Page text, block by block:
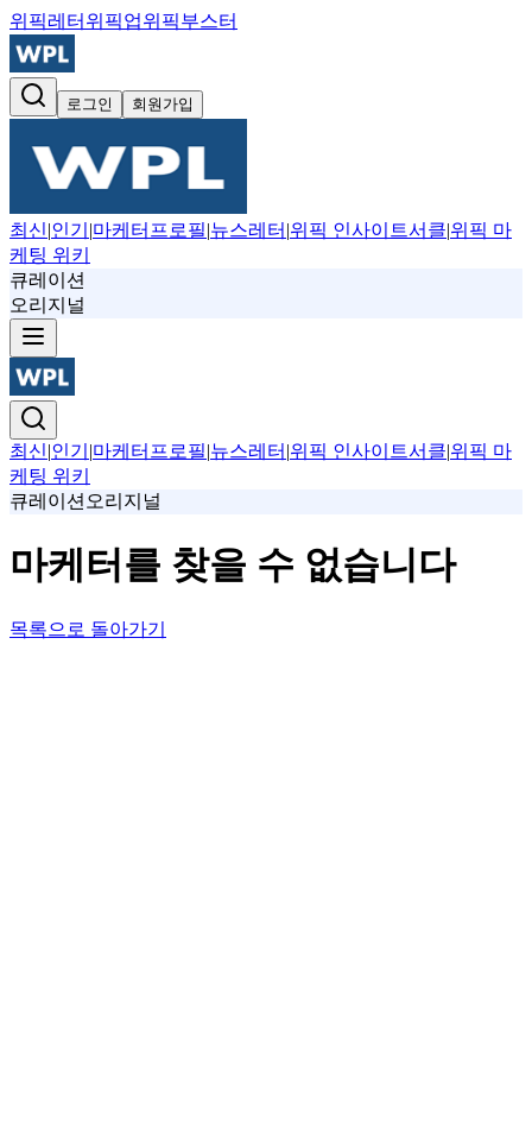
위픽레터 위픽업위픽부스터
로그인 회원가입
최신|인기 |마케터프로필|뉴스레터 |위픽 인사이트서클|위픽 마
케팅 위키
큐레이션
오리지널
최신|인기 |마케터프로필|뉴스레터 |위픽 인사이트서클|위픽 마
케팅 위키
큐레이션 오리지널
마케터를 찾을 수 없습니다
목록으로 돌아가기